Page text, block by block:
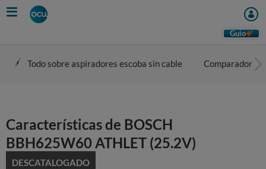
Skip
to
Guio
Todo sobre aspiradores escoba sin cable Comparador
Características de BOSCH
BBH625W60 ATHLET (25.2V)
DESCATALOGADO